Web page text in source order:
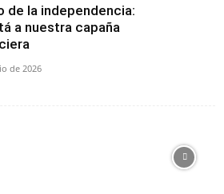
de la independencia:
a nuestra capaña
de 2026